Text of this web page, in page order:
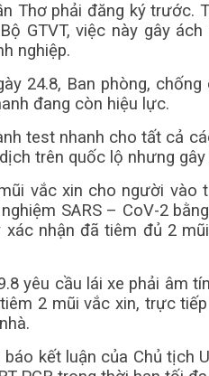
Thơ phải đăng ký
GTVT, việc này gây
nghiệp.
24.8, Ban phòng,
đang còn hiệu lực.
test nhanh cho tất cả
trên quốc lộ nhưng
vắc xin cho người
SARS – CoV-2
nhận đã tiêm đủ 2
yêu cầu lái xe phải âm
2 mũi vắc xin, trực
kết luận của Chủ